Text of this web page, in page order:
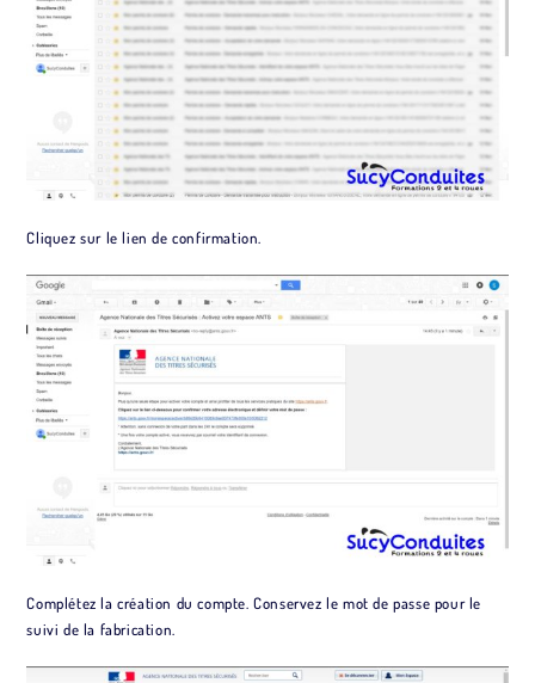
Cliquez sur le lien de confirmation.
Complétez la création du compte. Conservez le mot de passe pour le
suivi de la fabrication.